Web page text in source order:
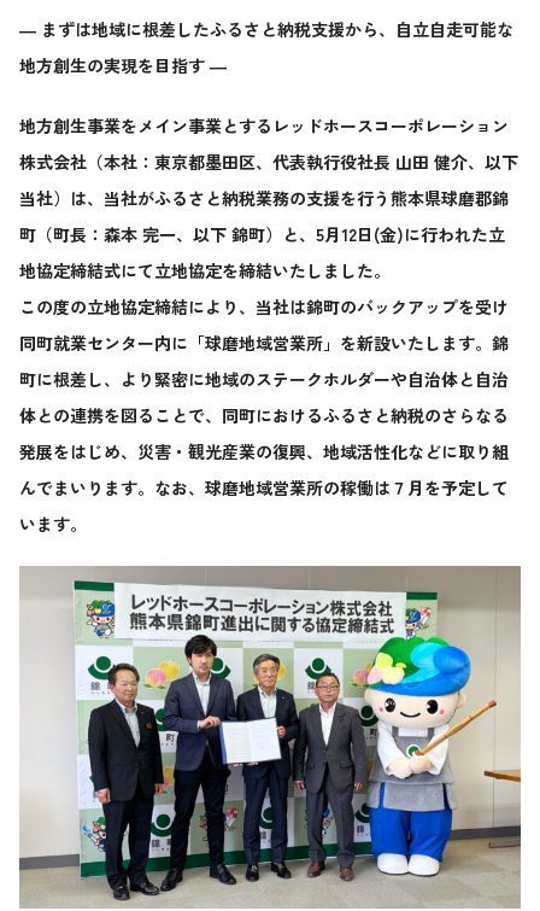
― まずは地域に根差したふるさと納税支援から、自立自走可能な
地方創生の実現を目指す ―
地方創生事業をメイン事業とするレッドホースコーポレーション
株式会社（本社：東京都墨田区、代表執行役社長 山田 健介、以下
当社）は、当社がふるさと納税業務の支援を行う熊本県球磨郡錦
町（町長：森本 完一、以下 錦町）と、5月12日(金)に行われた立
地協定締結式にて立地協定を締結いたしました。
この度の立地協定締結により、当社は錦町のバックアップを受け
同町就業センター内に「球磨地域営業所」を新設いたします。錦
町に根差し、より緊密に地域のステークホルダーや自治体と自治
体との連携を図ることで、同町におけるふるさと納税のさらなる
発展をはじめ、災害・観光産業の復興、地域活性化などに取り組
んでまいります。なお、球磨地域営業所の稼働は７月を予定して
います。